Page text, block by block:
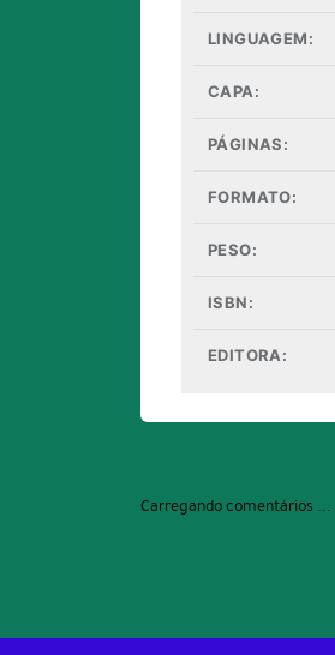
LINGUAGEM:
CAPA:
PÁGINAS:
FORMATO:
PESO:
ISBN:
EDITORA:
Carregando comentários ...